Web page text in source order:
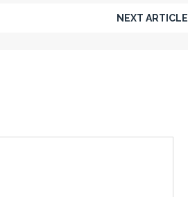
NEXT ARTICLE